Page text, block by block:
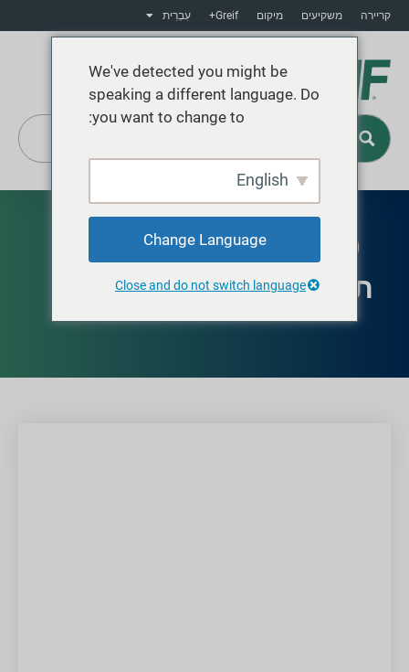
קריירה משקיעים מיקום Greif+ עִבְרִית
זמין בצפון אמריקה
תוף סיבים חמים
We've detected you might be
speaking a different language. Do
you want to change to:
English
Change Language
Close and do not switch language